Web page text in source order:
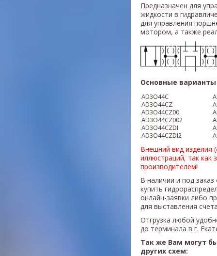
Предназначен для
жидкости в
для управления
мотором, а также
Основные
AD3O44C
AD3O44CZ
AD3O44CZ00
AD3O44CZ002
​AD3O44CZDI
AD3O44CZDI2
Внешний вид изделия
иллюстраций, так как
производителем!
В наличии и под
купить
онлайн-заявки либо
для выставления
Отгрузка любой
до терминала в г.
Так же Вам могут
других схем: